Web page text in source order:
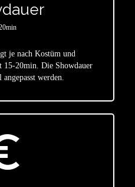
je nach Kostüm und
15-20min. Die Showdauer
werden.